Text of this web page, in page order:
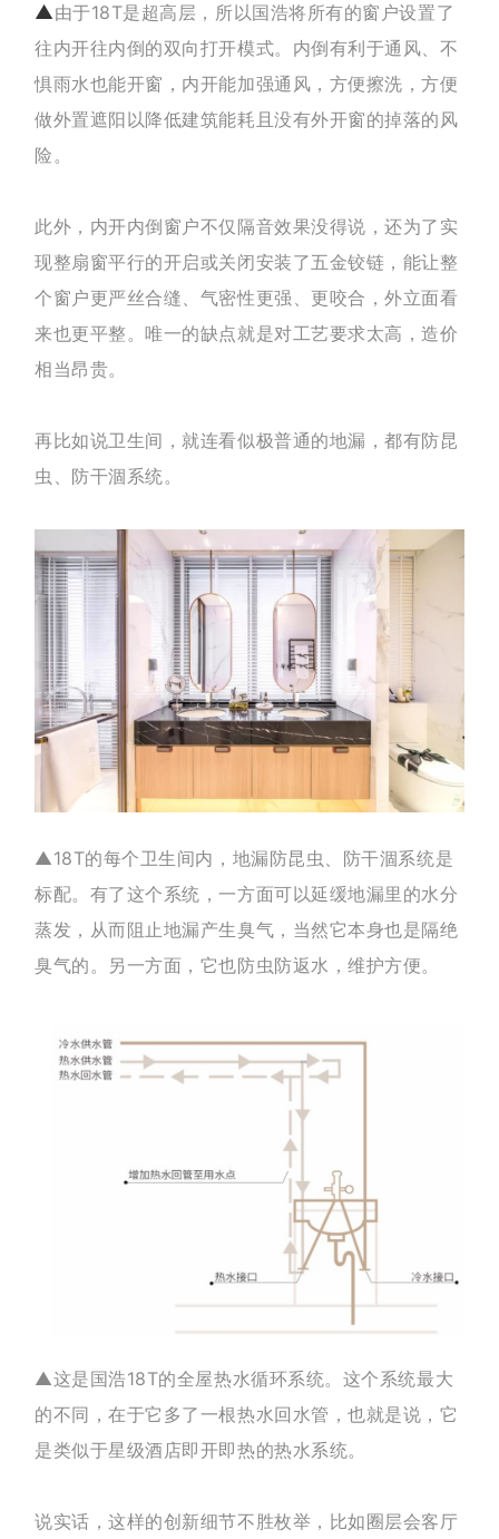
▲由于18T是超高层，所以国浩将所有的窗户设置了
往内开往内倒的双向打开模式。内倒有利于通风、不
惧雨水也能开窗，内开能加强通风，方便擦洗，方便
做外置遮阳以降低建筑能耗且没有外开窗的掉落的风
险。
此外，内开内倒窗户不仅隔音效果没得说，还为了实
现整扇窗平行的开启或关闭安装了五金铰链，能让整
个窗户更严丝合缝、气密性更强、更咬合，外立面看
来也更平整。唯一的缺点就是对工艺要求太高，造价
相当昂贵。
再比如说卫生间，就连看似极普通的地漏，都有防昆
虫、防干涸系统。
▲18T的每个卫生间内，地漏防昆虫、防干涸系统是
标配。有了这个系统，一方面可以延缓地漏里的水分
蒸发，从而阻止地漏产生臭气，当然它本身也是隔绝
臭气的。另一方面，它也防虫防返水，维护方便。
▲这是国浩18T的全屋热水循环系统。这个系统最大
的不同，在于它多了一根热水回水管，也就是说，它
是类似于星级酒店即开即热的热水系统。
说实话，这样的创新细节不胜枚举， 比如圈层会客厅